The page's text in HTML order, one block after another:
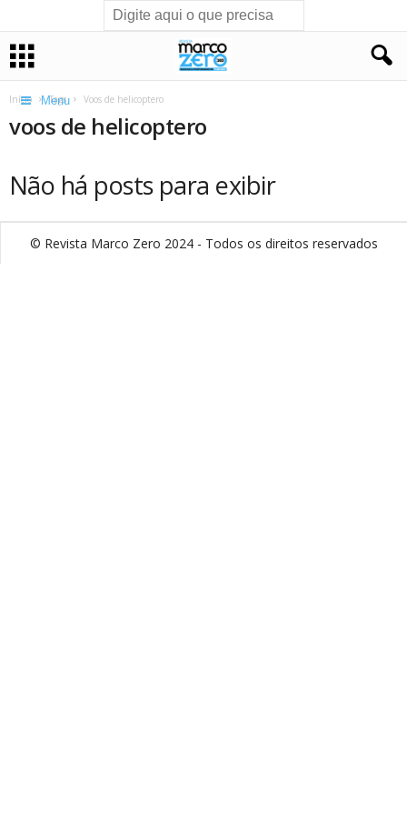
Menu
Início Tags Voos de helicoptero
voos de helicoptero
Não há posts para exibir
© Revista Marco Zero 2024 - Todos os direitos reservados